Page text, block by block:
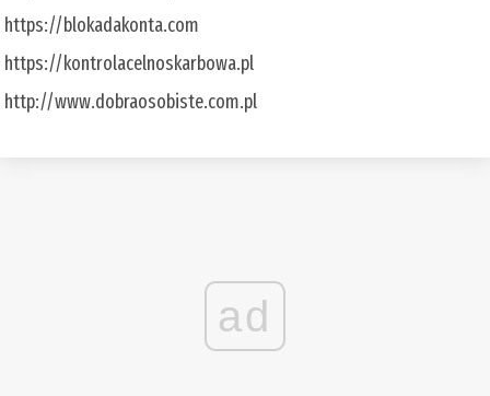
https://blokadakonta.com
https://kontrolacelnoskarbowa.pl
http://www.dobraosobiste.com.pl
ad